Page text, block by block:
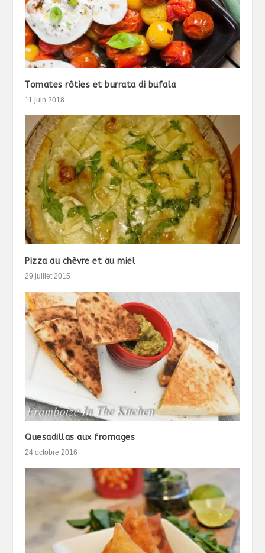
Tomates rôties et burrata di bufala
11 juin 2018
Pizza au chèvre et au miel
29 juillet 2015
Quesadillas aux fromages
24 octobre 2016